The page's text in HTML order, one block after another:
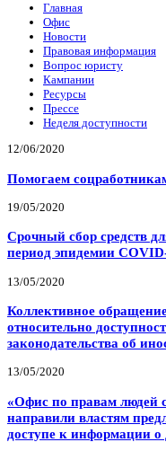
Главная
Офис
Новости
Правовая информация
Вопрос юристу
Кампании
Ресурсы
Прессе
Неделя доступности
12/06/2020
Помогаем
19/05/2020
Срочный сбор средств
период эпидемии
13/05/2020
Коллективное
относительно
законодательства об
13/05/2020
«Офис по правам людей
направили властям
доступе к информации о